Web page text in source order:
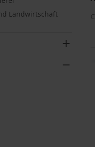
Landwirtschaft
add
remove